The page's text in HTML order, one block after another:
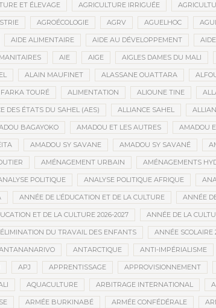
ET ÉLEVAGE AGRICULTURE IRRIGUÉE
AGROÉCOLOGIE AGRV AGUELHOC
AIDE ALIMENTAIRE AIDE AU DÉVELOPPEMENT
AIE AIGE AIGLES DAMES DU MALI
ALAIN MAUFINET ALASSANE OUATTARA
TOURÉ ALIMENTATION ALIOUNE TINE
DES ÉTATS DU SAHEL (AES) ALLIANCE SAHEL
BAGAYOKO AMADOU ET LES AUTRES AMADOU
AMADOU SY SAVANE AMADOU SY SAVANÉ
AMÉNAGEMENT URBAIN AMÉNAGEMENTS
POLITIQUE ANALYSE POLITIQUE AFRIQUE
ANNÉE DE L’ÉDUCATION ET DE LA CULTURE ANNÉE
ET DE LA CULTURE 2026-2027 ANNÉE DE LA
DU TRAVAIL DES ENFANTS ANNÉE SCOLAIRE
ANTARCTIQUE ANTI-IMPÉRIALISME
APJ APPRENTISSAGE APPROVISIONNEMENT
AQUACULTURE ARBITRAGE INTERNATIONAL
ARMÉE BURKINABÉ ARMÉE CONFÉDÉRALE